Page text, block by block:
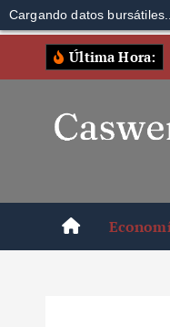
Cargando datos bursátiles...
Última Hora: